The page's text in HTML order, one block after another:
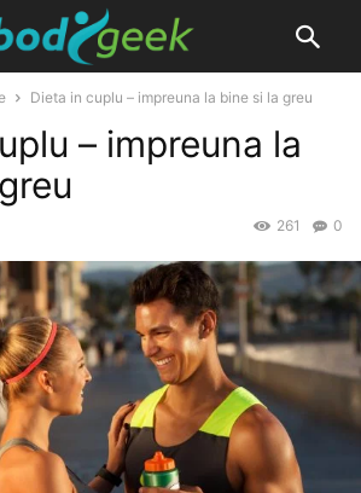
Dieta in cuplu – impreuna la bine si la greu
– impreuna la
0
261